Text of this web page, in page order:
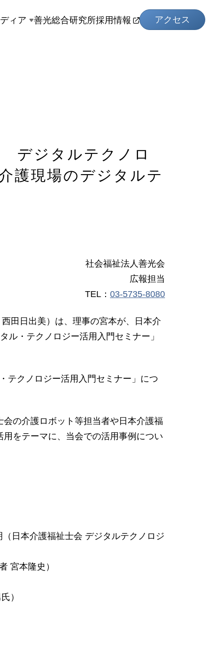
ィア 善光総合研究所採用情報 アクセス
デジタルテクノロ
護現場のデジタルテ
社会福祉法人善光会
広報担当
TEL： 03-5735-8080
田日出美）は、理事の宮本が、日本介
ル・テクノロジー活用入門セミナー」
テクノロジー活用入門セミナー」につ
の介護ロボット等担当者や日本介護福
をテーマに、当会での活用事例につい
日本介護福祉士会 デジタルテクノロジ
宮本隆史）
）